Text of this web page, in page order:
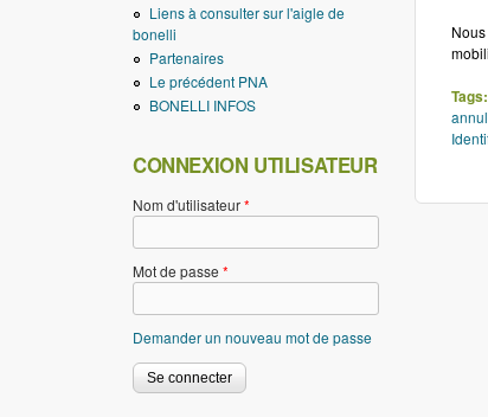
Tags:
Liens à consulter sur l'aigle de
bonelli
Partenaires
Le précédent PNA
BONELLI INFOS
CONNEXION UTILISATEUR
Nom d'utilisateur*
Mot de passe *
Demander un nouveau mot de passe